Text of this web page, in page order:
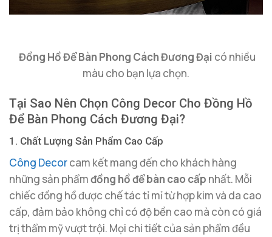
Đồng Hồ Để Bàn Phong Cách Đương Đại có nhiều
màu cho bạn lựa chọn.
Tại Sao Nên Chọn Công Decor Cho Đồng Hồ
Để Bàn Phong Cách Đương Đại?
1. Chất Lượng Sản Phẩm Cao Cấp
Công Decorcam kết mang đến cho khách hàng
những sản phẩmđồng hồ để bàn cao cấp nhất. Mỗi
chiếc đồng hồ được chế tác tỉ mỉ từ hợp kim và da cao
cấp, đảm bảo không chỉ có độ bền cao mà còn có giá
trị thẩm mỹ vượt trội. Mọi chi tiết của sản phẩm đều